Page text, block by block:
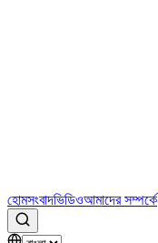
হোমসংবাদভিডিওআমাদের সম্পর্কে